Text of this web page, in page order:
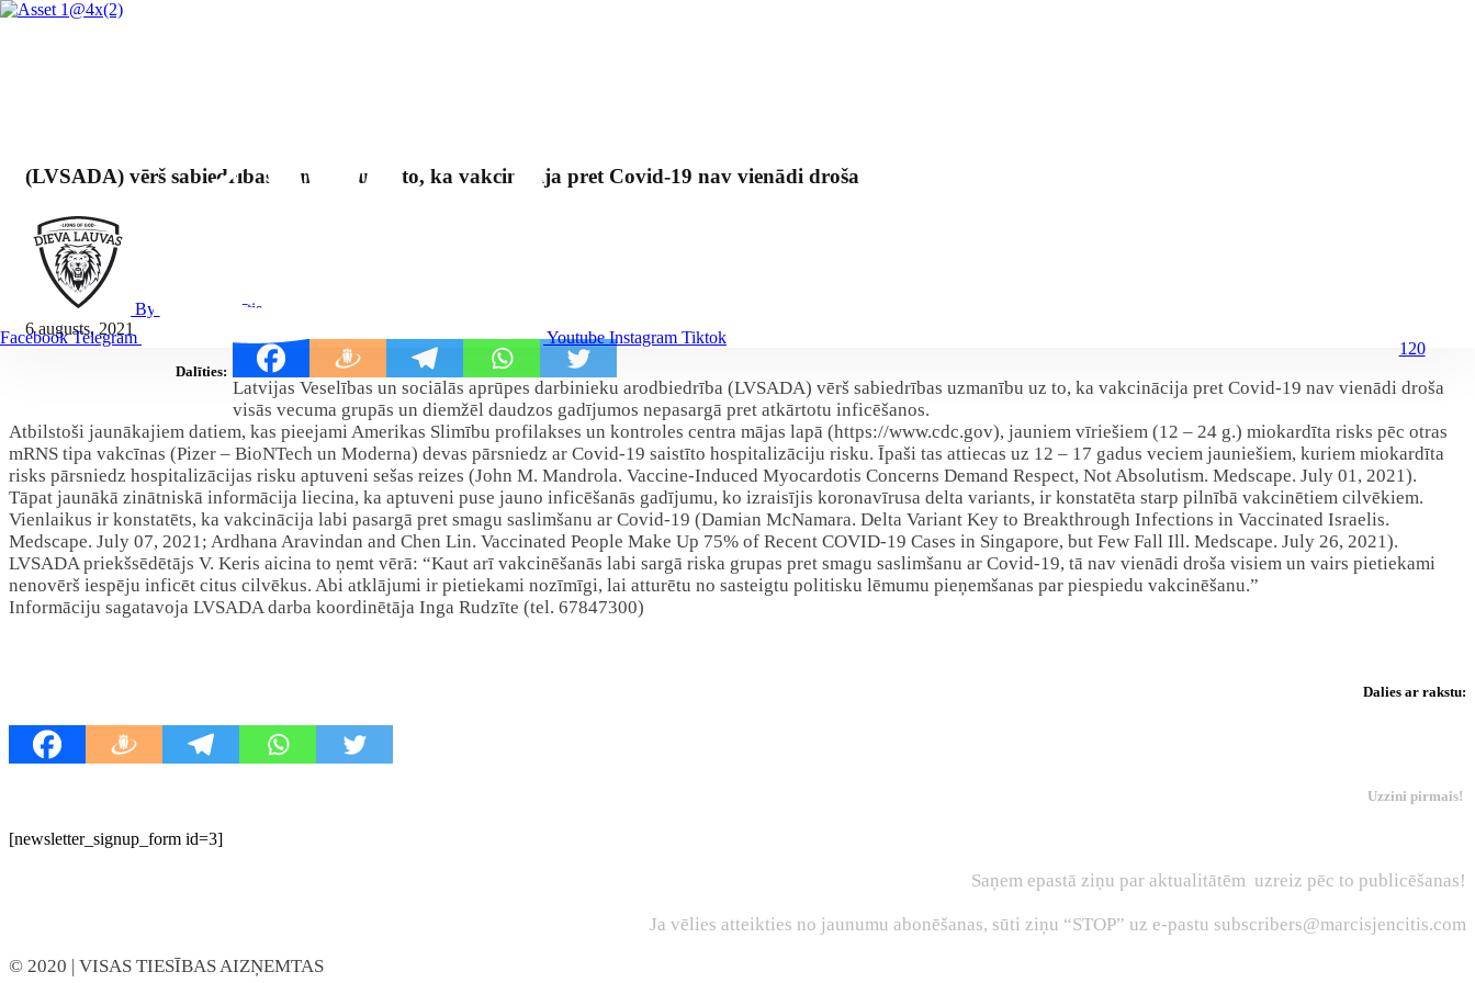
Facebook Telegram Youtube Instagram Tiktok
(LVSADA) vērš sabiedrības uzmanību uz to, ka vakcinācija pret Covid-19 nav vienādi droša
By Mārcis Jencītis
6 augusts, 2021
Dalīties:
120
Latvijas Veselības un sociālās aprūpes darbinieku arodbiedrība (LVSADA) vērš sabiedrības uzmanību uz to, ka vakcinācija pret Covid-19 nav vienādi droša
visās vecuma grupās un diemžēl daudzos gadījumos nepasargā pret atkārtotu inficēšanos.
Atbilstoši jaunākajiem datiem, kas pieejami Amerikas Slimību profilakses un kontroles centra mājas lapā (https://www.cdc.gov), jauniem vīriešiem (12 – 24 g.) miokardīta risks pēc otras
mRNS tipa vakcīnas (Pizer – BioNTech un Moderna) devas pārsniedz ar Covid-19 saistīto hospitalizāciju risku. Īpaši tas attiecas uz 12 – 17 gadus veciem jauniešiem, kuriem miokardīta
risks pārsniedz hospitalizācijas risku aptuveni sešas reizes (John M. Mandrola. Vaccine-Induced Myocardotis Concerns Demand Respect, Not Absolutism. Medscape. July 01, 2021).
Tāpat jaunākā zinātniskā informācija liecina, ka aptuveni puse jauno inficēšanās gadījumu, ko izraisījis koronavīrusa delta variants, ir konstatēta starp pilnībā vakcinētiem cilvēkiem.
Vienlaikus ir konstatēts, ka vakcinācija labi pasargā pret smagu saslimšanu ar Covid-19 (Damian McNamara. Delta Variant Key to Breakthrough Infections in Vaccinated Israelis.
Medscape. July 07, 2021; Ardhana Aravindan and Chen Lin. Vaccinated People Make Up 75% of Recent COVID-19 Cases in Singapore, but Few Fall Ill. Medscape. July 26, 2021).
LVSADA priekšsēdētājs V. Keris aicina to ņemt vērā: “Kaut arī vakcinēšanās labi sargā riska grupas pret smagu saslimšanu ar Covid-19, tā nav vienādi droša visiem un vairs pietiekami
nenovērš iespēju inficēt citus cilvēkus. Abi atklājumi ir pietiekami nozīmīgi, lai atturētu no sasteigtu politisku lēmumu pieņemšanas par piespiedu vakcinēšanu.”
Informāciju sagatavoja LVSADA darba koordinētāja Inga Rudzīte (tel. 67847300)
Dalies ar rakstu:
Uzzini pirmais!
[newsletter_signup_form id=3]
Saņem epastā ziņu par aktualitātēm uzreiz pēc to publicēšanas!
Ja vēlies atteikties no jaunumu abonēšanas, sūti ziņu “STOP” uz e-pastu subscribers@marcisjencitis.com
© 2020 | VISAS TIESĪBAS AIZŅEMTAS